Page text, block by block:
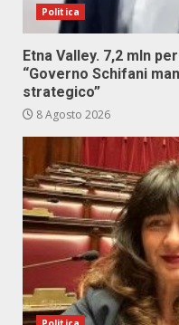
Politica
Etna Valley. 7,2 mln
“Governo Schifani
strategico”
8 Agosto 2026